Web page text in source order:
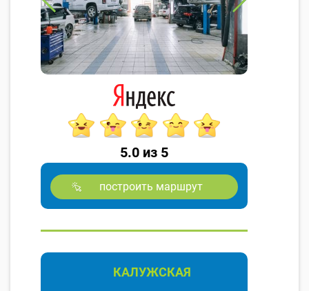
5.0 из 5
построить маршрут
КАЛУЖСКАЯ